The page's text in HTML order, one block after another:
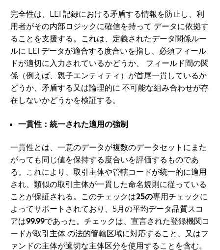
完全性は、LEI 記録における矛盾する情報を防止し、利
用者がその内部ロジックに確信を持って データに依拠す
ることを支援する。これは、定義されたデータ関係ルー
ルに LEI データが適合する度合いを指し、必須フィール
ドが適切に入力されているかどうか、 フィールド間の関
係（例えば、親子エンティティ）が首尾一貫しているか
どうか、矛盾する又は論理的に 不可能な組み合わせが存
在しないかどうかを検証する。
一貫性：統一された適用の強制
一貫性とは、一意のデータが複数のデータセットにまた
がっても同じ値を保持する度合いを評価するものであ
る。これにより、取引主体や管轄コードが統一的に適用
され、類似の取引主体が一貫した命名規則に従っている
ことが保証される。このチェックは25の専用チェックに
よってサポートされており、5月の平均データ品質スコ
アは99.99であった。チェックは、宣言された登録機関コ
ードが取引主体 の法的管轄区域に対応すること、又はフ
ァンドの主体が適切な主体区分を使用することを含む。